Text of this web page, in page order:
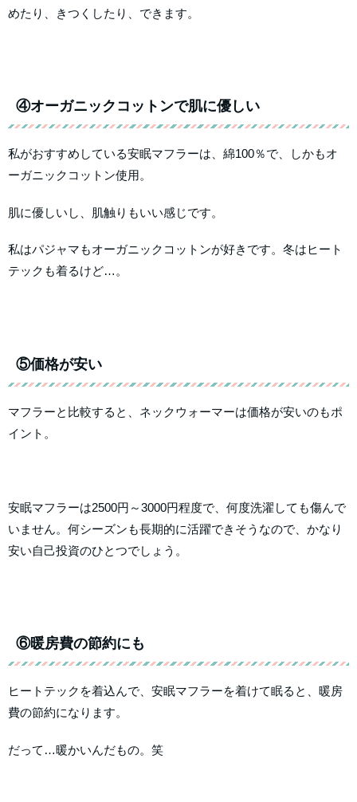
めたり、きつくしたり、できます。
④オーガニックコットンで肌に優しい
私がおすすめしている安眠マフラーは、綿100％で、しかもオ
ーガニックコットン使用。
肌に優しいし、肌触りもいい感じです。
私はパジャマもオーガニックコットンが好きです。冬はヒート
テックも着るけど…。
⑤価格が安い
マフラーと比較すると、ネックウォーマーは価格が安いのもポ
イント。
安眠マフラーは2500円～3000円程度で、何度洗濯しても傷んで
いません。何シーズンも長期的に活躍できそうなので、かなり
安い自己投資のひとつでしょう。
⑥暖房費の節約にも
ヒートテックを着込んで、安眠マフラーを着けて眠ると、暖房
費の節約になります。
だって…暖かいんだもの。笑